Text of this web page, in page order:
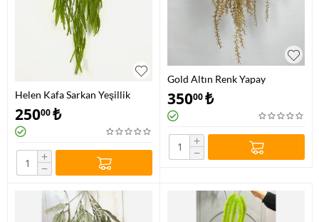
Helen Kafa Sarkan Yeşillik
Modelleri
25000₺
+
−
Gold Altın Renk Yapay
Sarmaşık
35000₺
+
−